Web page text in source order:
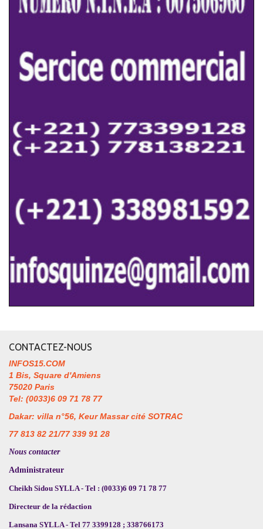
CONTACTEZ-NOUS
INFOS15.COM
1 Bis, Square d'Amiens
75020 Paris
Tel: (0033)6 09 71 78 77
Dakar: villa n°56, Keur Massar cité SOTRAC
77 813 82 21/77 339 91 28
Nous contacter
Administrateur
Cheikh Sidou SYLLA - Tel : (0033)6 09 71 78 77
Directeur de la rédaction
Lansana SYLLA - Tel 77 3399128 ; 338766173